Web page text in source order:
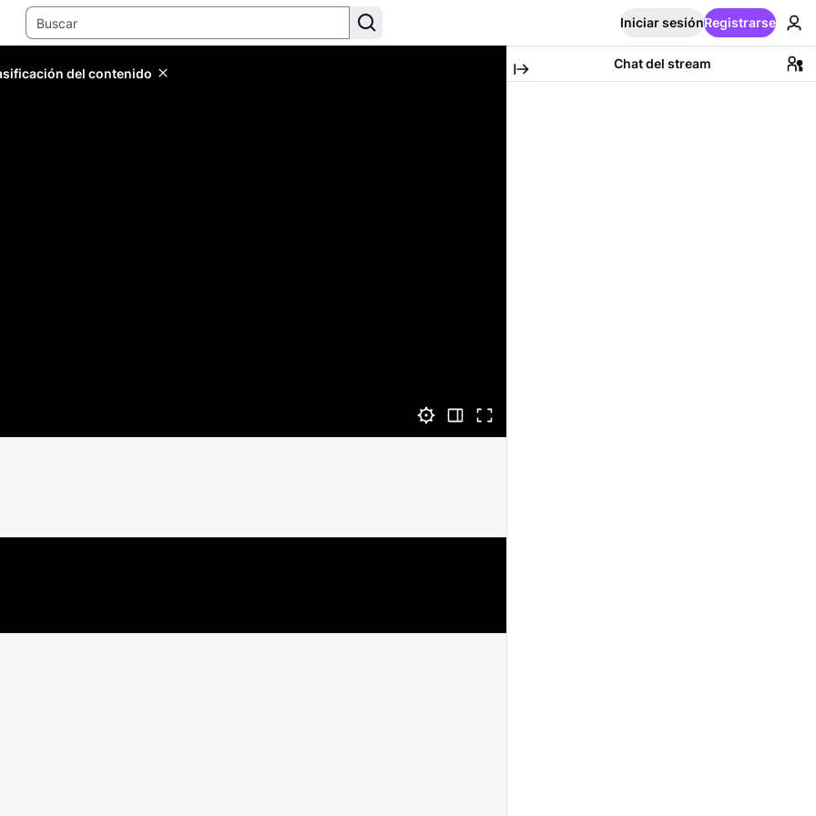
Iniciar sesiónRegistrarse
del contenido
Chat del stream